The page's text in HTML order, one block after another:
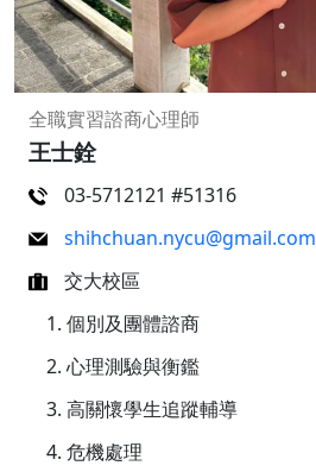
全職實習諮商心理師
王士銓
03-5712121 #51316
shihchuan.nycu@gmail.com
交大校區
個別及團體諮商
心理測驗與衡鑑
高關懷學生追蹤輔導
危機處理